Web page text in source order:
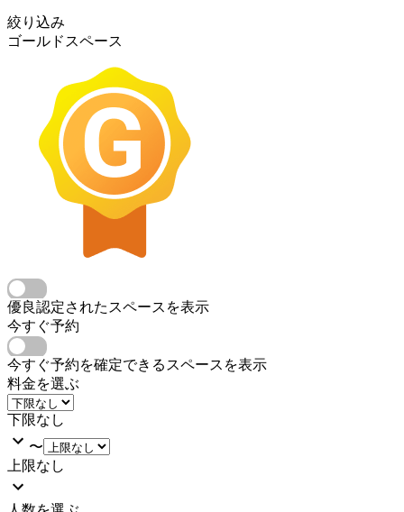
絞り込み
ゴールドスペース
優良認定されたスペースを表示
今すぐ予約
今すぐ予約を確定できるスペースを表示
料金を選ぶ
下限なし
〜
上限なし